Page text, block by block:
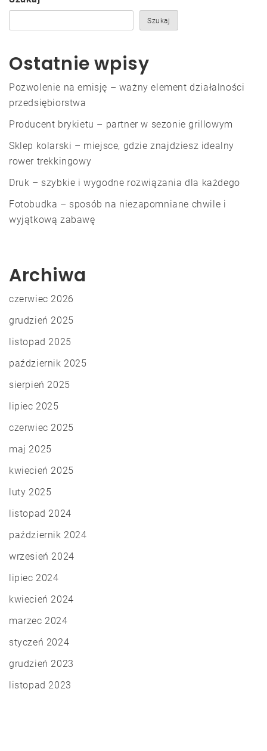
Szukaj
Ostatnie wpisy
Pozwolenie na emisję – ważny element działalności
przedsiębiorstwa
Producent brykietu – partner w sezonie grillowym
Sklep kolarski – miejsce, gdzie znajdziesz idealny
rower trekkingowy
Druk – szybkie i wygodne rozwiązania dla każdego
Fotobudka – sposób na niezapomniane chwile i
wyjątkową zabawę
Archiwa
czerwiec 2026
grudzień 2025
listopad 2025
październik 2025
sierpień 2025
lipiec 2025
czerwiec 2025
maj 2025
kwiecień 2025
luty 2025
listopad 2024
październik 2024
wrzesień 2024
lipiec 2024
kwiecień 2024
marzec 2024
styczeń 2024
grudzień 2023
listopad 2023